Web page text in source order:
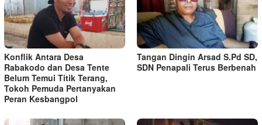
Konflik Antara Desa
Rabakodo dan Desa Tente
Belum Temui Titik Terang,
Tokoh Pemuda Pertanyakan
Peran Kesbangpol
Tangan Dingin Arsad S.Pd SD,
SDN Penapali Terus Berbenah